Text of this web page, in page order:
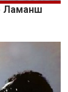
Ламанш